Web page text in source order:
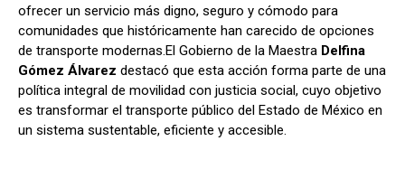
ofrecer un servicio más digno, seguro y cómodo para
comunidades que históricamente han carecido de opciones
de transporte modernas.El Gobierno de la Maestra Delfina
Gómez Álvarez destacó que esta acción forma parte de una
política integral de movilidad con justicia social, cuyo objetivo
es transformar el transporte público del Estado de México en
un sistema sustentable, eficiente y accesible.